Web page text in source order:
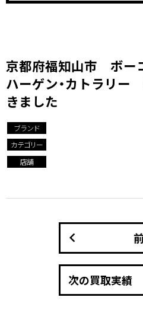
京都府福知山市 ボー
ハーゲン・カトラリ
きました
ブランド
カテゴリー
店舗
keyboard_arrow_left
次の買取実績